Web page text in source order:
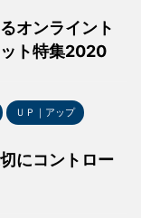
オンライント
ト特集2020
ＵＰ｜アップ
にコントロー